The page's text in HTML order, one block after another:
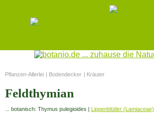
Pflanzen-Allerlei | Bodendecker | Kräuter
Feldthymian
... botanisch: Thymus pulegioides | Lippenblütler (Lamiaceae)